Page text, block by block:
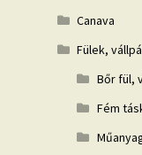
Canava
Fülek,
Bőr fül,
Fém